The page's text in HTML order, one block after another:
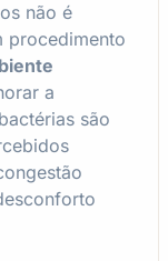
não é
procedimento
a
são